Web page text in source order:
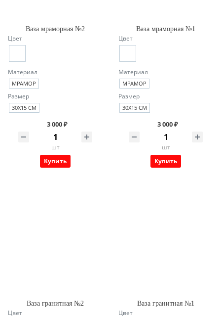
Ваза мраморная №2
Цвет
Материал
МРАМОР
Размер
30Х15 СМ
3 000 ₽
шт
Купить
Ваза мраморная №1
Цвет
Материал
МРАМОР
Размер
30Х15 СМ
3 000 ₽
шт
Купить
Ваза гранитная №2
Цвет
Ваза гранитная №1
Цвет